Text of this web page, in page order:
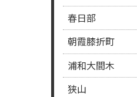
春日部
朝霞膝折町
浦和大間木
狭山